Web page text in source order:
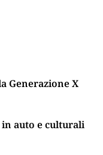
Generazione X
in auto e culturali